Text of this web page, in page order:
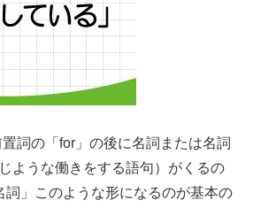
置詞の「for」の後に名詞または名詞
ような働きをする語句）がくるの
詞」このような形になるのが基本の